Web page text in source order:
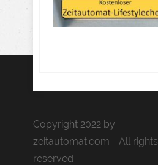
Copyright 2022 by
zeitautomat.com - All rights
reserved